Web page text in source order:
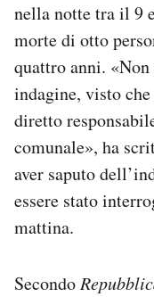
AREA PERSONALE
Area Personale
Notifiche mobile
Regala il Post
Hai bisogno di
Esci
nella notte tra il 9
morte di otto
quattro anni.
indagine, visto
diretto
comunale», ha
aver saputo
essere stato
mattina.
Secondo